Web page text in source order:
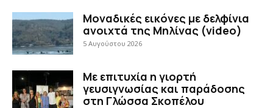
Μοναδικές εικόνες με δελφίνια
ανοιχτά της Μηλίνας (video)
5 Αυγούστου 2026
Με επιτυχία η γιορτή
γευσιγνωσίας και παράδοσης
στη Γλώσσα Σκοπέλου